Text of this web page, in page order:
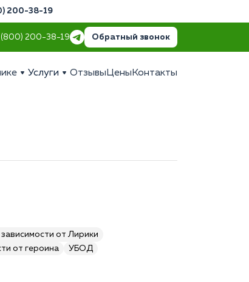
200-38-19
(800) 200-38-19 Обратный звонок
Услуги Отзывы Цены Контакты
от Лирики
от героина
УБОД